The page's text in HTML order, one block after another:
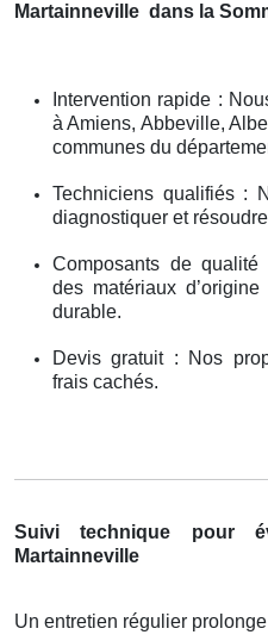
Martainneville dans la
Intervention rapide :
à Amiens, Abbeville,
communes du
Techniciens qualifiés :
diagnostiquer et
Composants de
des matériaux
durable.
Devis gratuit : Nos
frais cachés.
Suivi technique pour
Martainneville
Un entretien régulier